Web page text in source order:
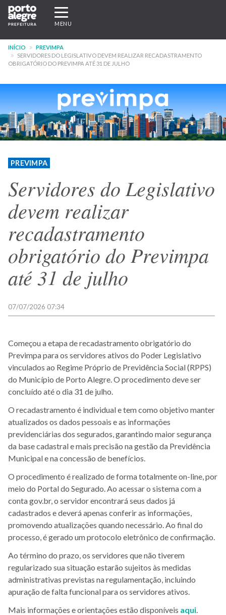
Pular
para
conteúdo
principal
Expandir/recolher
navegação
MENU
INÍCIO
PREVIMPA
SERVIDORES DO LEGISLATIVO DEVEM REALIZAR RECADASTRAMENTO
OBRIGATÓRIO DO PREVIMPA ATÉ 31 DE JULHO
PREVIMPA
Servidores do Legislativo
devem realizar
recadastramento
obrigatório do Previmpa
até 31 de julho
07/07/2026 07:34
Começou a etapa de recadastramento obrigatório do
Previmpa para os servidores ativos do Poder Legislativo
vinculados ao Regime Próprio de Previdência Social (RPPS)
do Município de Porto Alegre. O procedimento deve ser
concluído até o dia 31 de julho.
O recadastramento é individual e tem como objetivo manter
atualizados os dados pessoais e as informações
previdenciárias dos segurados, garantindo maior segurança
da base cadastral e mais precisão na gestão da Previdência
Municipal e na concessão de benefícios.
O procedimento é realizado de forma totalmente on-line, por
meio do Portal do Segurado. Ao acessar o sistema com a
conta gov.br, o servidor encontrará seus dados já
cadastrados e deverá apenas conferir as informações,
promovendo atualizações quando necessário. Ao final do
processo, é gerado um protocolo eletrônico de confirmação.
Ao término do prazo, os servidores que não tiverem
regularizado sua situação estarão sujeitos às medidas
administrativas previstas na regulamentação, incluindo
apuração de falta funcional para os servidores ativos.
Mais informações e orientações estão disponíveis aqui